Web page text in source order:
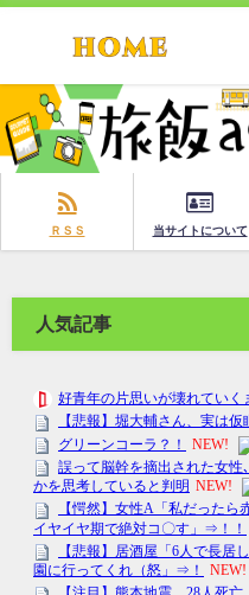
ＲＳＳ 当サイトについて
人気記事